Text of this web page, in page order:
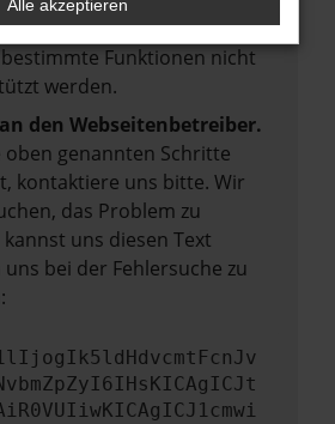
sondern kann auch dazu
Funktionen nicht
werden.
den Webseitenbetreiber.
oben genannten Schritte
kontaktiere uns bitte. Wir
das Problem zu
uns diesen Text
bei der Fehlersuche zu
Alle akzeptieren